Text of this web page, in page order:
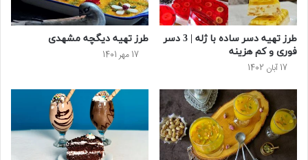
طرز تهیه دسر ساده با ژله | 3 دسر
فوری و کم هزینه
17 آبان 1402
طرز تهیه دیگچه مشهدی
17 مهر 1401